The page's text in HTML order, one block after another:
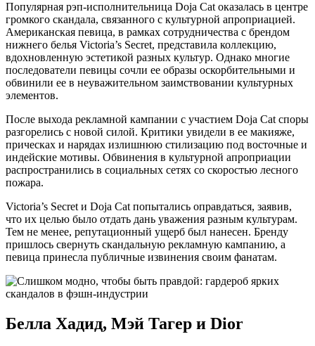
Популярная рэп-исполнительница Doja Cat оказалась в центре
громкого скандала, связанного с культурной апроприацией.
Американская певица, в рамках сотрудничества с брендом
нижнего белья Victoria’s Secret, представила коллекцию,
вдохновленную эстетикой разных культур. Однако многие
последователи певицы сочли ее образы оскорбительными и
обвинили ее в неуважительном заимствовании культурных
элементов.
После выхода рекламной кампании с участием Doja Cat споры
разгорелись с новой силой. Критики увидели в ее макияже,
прическах и нарядах излишнюю стилизацию под восточные и
индейские мотивы. Обвинения в культурной апроприации
распространились в социальных сетях со скоростью лесного
пожара.
Victoria’s Secret и Doja Cat попытались оправдаться, заявив,
что их целью было отдать дань уважения разным культурам.
Тем не менее, репутационный ущерб был нанесен. Бренду
пришлось свернуть скандальную рекламную кампанию, а
певица принесла публичные извинения своим фанатам.
Белла Хадид, Мэй Тагер и Dior